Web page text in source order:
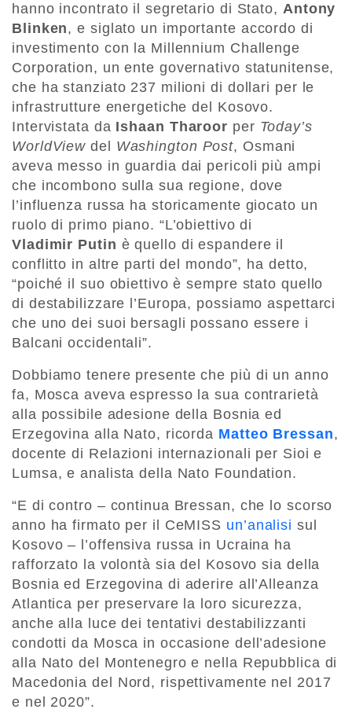
hanno incontrato il segretario di Stato, Antony
Blinken, e siglato un importante accordo di
investimento con la Millennium Challenge
Corporation, un ente governativo statunitense,
che ha stanziato 237 milioni di dollari per le
infrastrutture energetiche del Kosovo.
Intervistata da Ishaan Tharoor per Today’s
WorldView del Washington Post, Osmani
aveva messo in guardia dai pericoli più ampi
che incombono sulla sua regione, dove
l’influenza russa ha storicamente giocato un
ruolo di primo piano. “L’obiettivo di
Vladimir Putin è quello di espandere il
conflitto in altre parti del mondo”, ha detto,
“poiché il suo obiettivo è sempre stato quello
di destabilizzare l’Europa, possiamo aspettarci
che uno dei suoi bersagli possano essere i
Balcani occidentali”.
Dobbiamo tenere presente che più di un anno
fa, Mosca aveva espresso la sua contrarietà
alla possibile adesione della Bosnia ed
Erzegovina alla Nato, ricorda Matteo Bressan,
docente di Relazioni internazionali per Sioi e
Lumsa, e analista della Nato Foundation.
“E di contro – continua Bressan, che lo scorso
anno ha firmato per il CeMISS un’analisi sul
Kosovo – l’offensiva russa in Ucraina ha
rafforzato la volontà sia del Kosovo sia della
Bosnia ed Erzegovina di aderire all’Alleanza
Atlantica per preservare la loro sicurezza,
anche alla luce dei tentativi destabilizzanti
condotti da Mosca in occasione dell’adesione
alla Nato del Montenegro e nella Repubblica di
Macedonia del Nord, rispettivamente nel 2017
e nel 2020”.